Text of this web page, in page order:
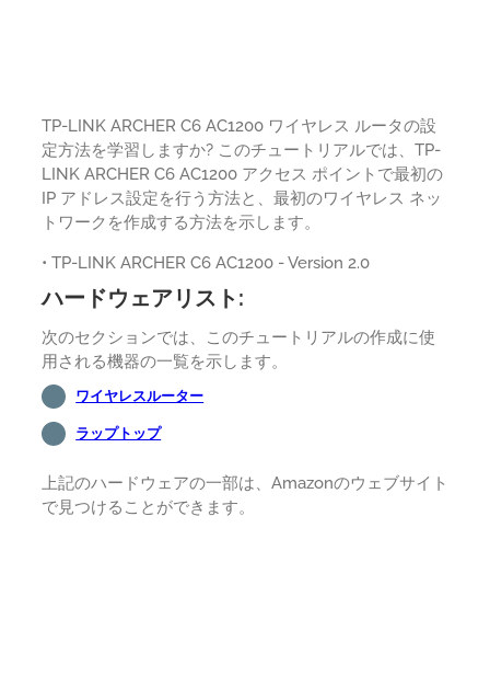
TP-LINK ARCHER C6 AC1200 ワイヤレス ルータの設
定方法を学習しますか? このチュートリアルでは、TP-
LINK ARCHER C6 AC1200 アクセス ポイントで最初の
IP アドレス設定を行う方法と、最初のワイヤレス ネッ
トワークを作成する方法を示します。
• TP-LINK ARCHER C6 AC1200 - Version 2.0
ハードウェアリスト:
次のセクションでは、このチュートリアルの作成に使
用される機器の一覧を示します。
ワイヤレスルーター
ラップトップ
上記のハードウェアの一部は、Amazonのウェブサイト
で見つけることができます。